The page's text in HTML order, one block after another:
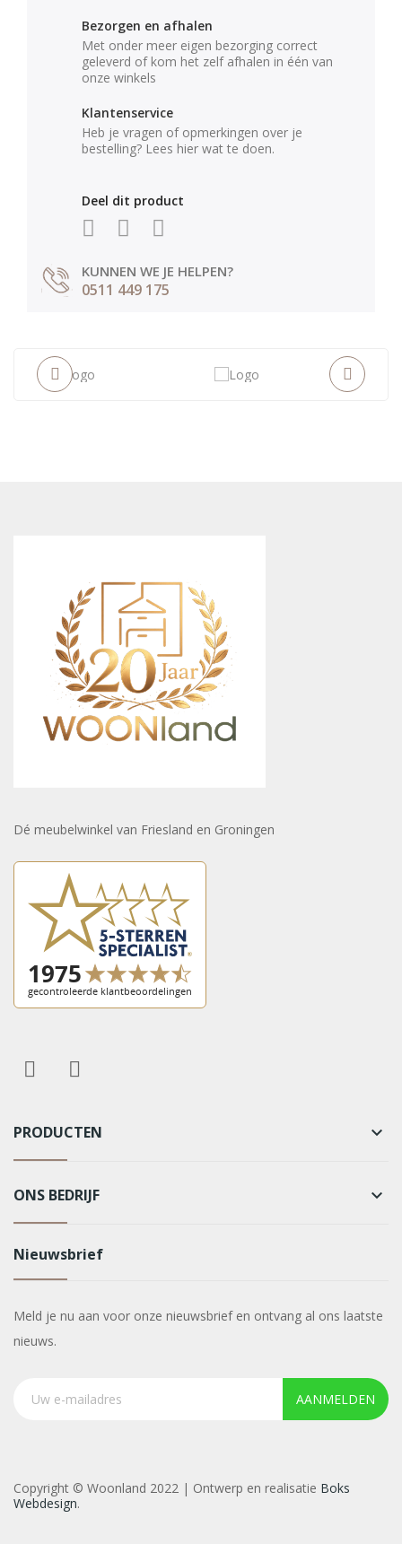
Bezorgen en afhalen
Met onder meer eigen bezorging correct
geleverd of kom het zelf afhalen in één van
onze winkels
Klantenservice
Heb je vragen of opmerkingen over je
bestelling? Lees hier wat te doen.
Deel dit product
KUNNEN WE JE HELPEN?
0511 449 175
Dé meubelwinkel van Friesland en Groningen
PRODUCTEN keyboard_arrow_down
ONS BEDRIJF keyboard_arrow_down
Nieuwsbrief
Meld je nu aan voor onze nieuwsbrief en ontvang al ons laatste
nieuws.
AANMELDEN
Copyright © Woonland 2022 | Ontwerp en realisatie Boks
Webdesign.